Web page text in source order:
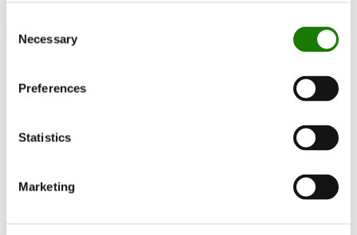
Selection
Necessary
Preferences
Statistics
Marketing
Dokumentation og guides
EN 16510
Nexo Stone 120 SST Wood